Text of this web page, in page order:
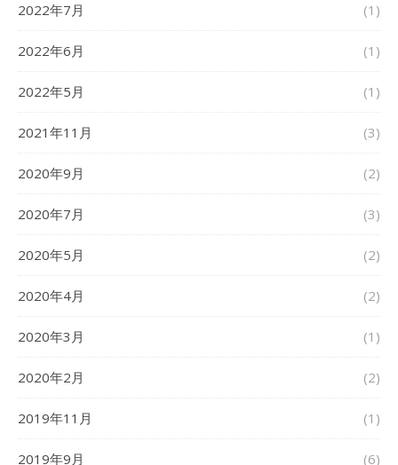
2022年7月 (1)
2022年6月 (1)
2022年5月 (1)
2021年11月 (3)
2020年9月 (2)
2020年7月 (3)
2020年5月 (2)
2020年4月 (2)
2020年3月 (1)
2020年2月 (2)
2019年11月 (1)
2019年9月 (6)